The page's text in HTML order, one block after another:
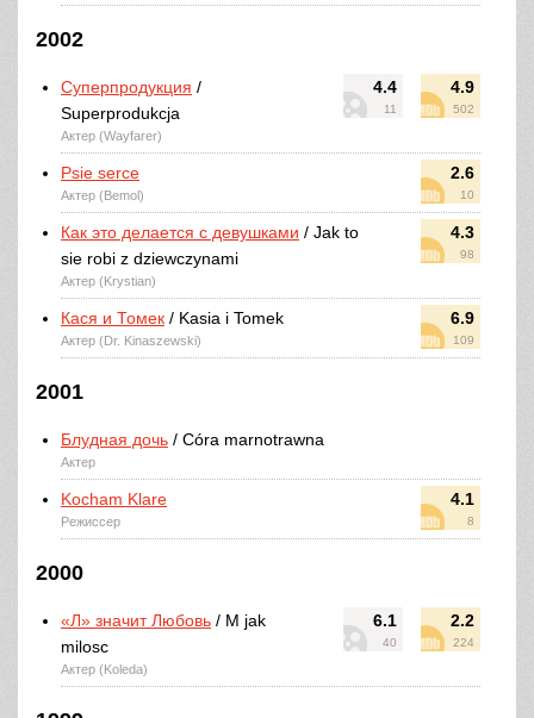
2002
4.4
11
4.9
502
Суперпродукция /
Superprodukcja
Актер (Wayfarer)
2.6
10
Psie serce
Актер (Bemol)
4.3
98
Как это делается с девушками / Jak to
sie robi z dziewczynami
Актер (Krystian)
6.9
109
Кася и Томек / Kasia i Tomek
Актер (Dr. Kinaszewski)
2001
Блудная дочь / Córa marnotrawna
Актер
4.1
8
Kocham Klare
Режиссер
2000
6.1
40
2.2
224
«Л» значит Любовь / M jak
milosc
Актер (Koleda)